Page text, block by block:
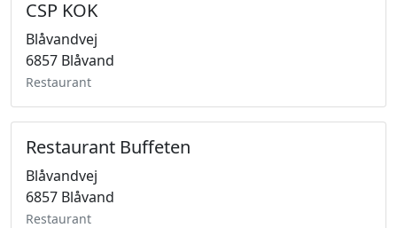
CSP KOK
Blåvandvej
6857 Blåvand
Restaurant
Restaurant Buffeten
Blåvandvej
6857 Blåvand
Restaurant